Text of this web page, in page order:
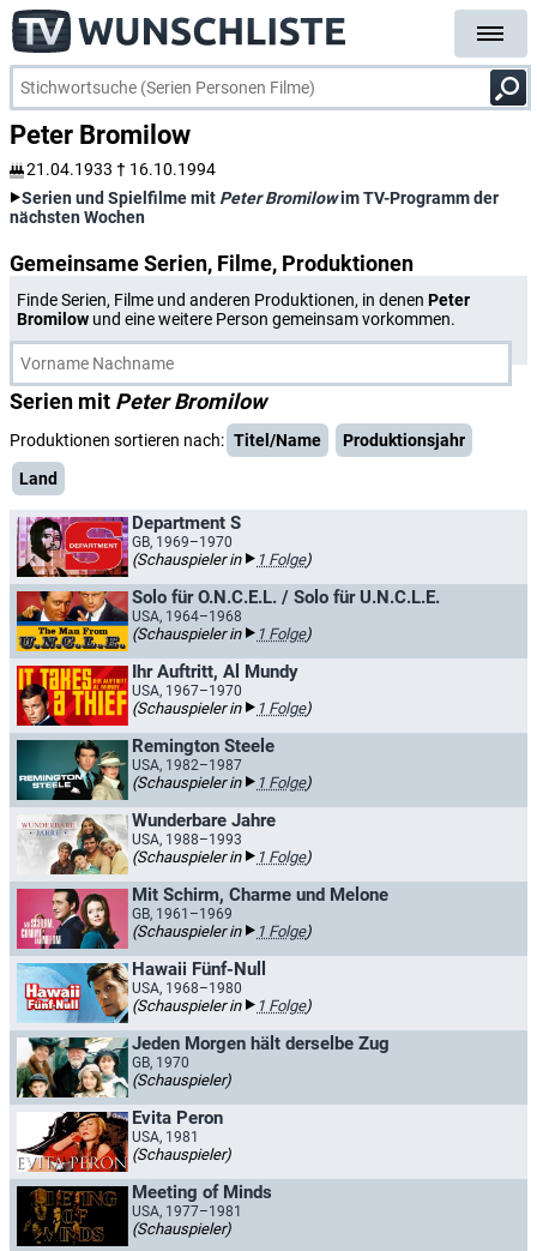
Peter Bromilow
21.04.1933 † 16.10.1994
Serien und Spielfilme mit Peter Bromilowim TV-Programm der
nächsten Wochen
Gemeinsame Serien, Filme, Produktionen
Finde Serien, Filme und anderen Produktionen, in denen Peter
Bromilow und eine weitere Person gemeinsam vorkommen.
Serien mit Peter Bromilow
Produktionen sortieren nach: Titel/Name
Produktionsjahr
Land
Department S
GB, 1969–1970
(Schauspieler in 1 Folge)
Solo für O.N.C.E.L. / Solo für U.N.C.L.E.
USA, 1964–1968
(Schauspieler in 1 Folge)
Ihr Auftritt, Al Mundy
USA, 1967–1970
(Schauspieler in 1 Folge)
Remington Steele
USA, 1982–1987
(Schauspieler in 1 Folge)
Wunderbare Jahre
USA, 1988–1993
(Schauspieler in 1 Folge)
Mit Schirm, Charme und Melone
GB, 1961–1969
(Schauspieler in 1 Folge)
Hawaii Fünf-Null
USA, 1968–1980
(Schauspieler in 1 Folge)
Jeden Morgen hält derselbe Zug
GB, 1970
(Schauspieler)
Evita Peron
USA, 1981
(Schauspieler)
Meeting of Minds
USA, 1977–1981
(Schauspieler)